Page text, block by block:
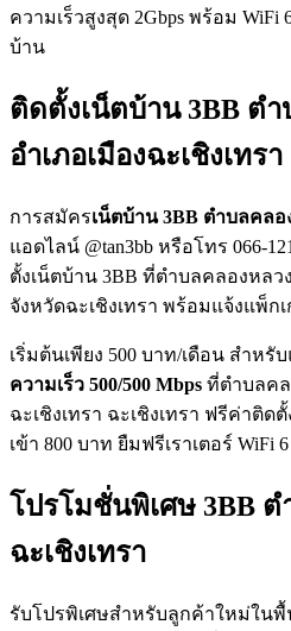
ความเร็วสูงสุด 2Gbps พร้อม
บ้าน
ติดตั้งเน็ตบ้าน 3BB ต
อำเภอเมืองฉะเชิงเทรา
การสมัครเน็ตบ้าน 3BB ตำบลคล
แอดไลน์ @tan3bb หรือโทร 066-
ตั้งเน็ตบ้าน 3BB ที่ตำบลคลองหลว
จังหวัดฉะเชิงเทรา พร้อมแจ้งแพ็ก
เริ่มต้นเพียง 500 บาท/เดือน สำหรั
ความเร็ว 500/500 Mbps ที่ตำบลคล
ฉะเชิงเทรา ฉะเชิงเทรา ฟรีค่าติด
เข้า 800 บาท ยืมฟรีเราเตอร์ WiFi 6
โปรโมชั่นพิเศษ 3BB
ฉะเชิงเทรา
รับโปรพิเศษสำหรับลูกค้าใหม่ใน